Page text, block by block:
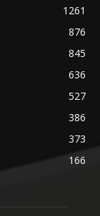
1261
876
845
636
527
386
373
166